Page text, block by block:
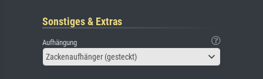
Sonstiges & Extras
Aufhängung
Zackenaufhänger (gesteckt)